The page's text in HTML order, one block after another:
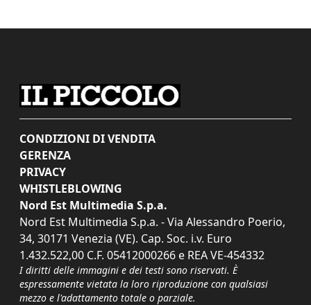
CONDIZIONI DI VENDITA
GERENZA
PRIVACY
WHISTLEBLOWING
Nord Est Multimedia S.p.a.
Nord Est Multimedia S.p.a. - Via Alessandro Poerio,
34, 30171 Venezia (VE). Cap. Soc. i.v. Euro
1.432.522,00 C.F. 05412000266 e REA VE-454332
I diritti delle immagini e dei testi sono riservati. È
espressamente vietata la loro riproduzione con qualsiasi
mezzo e l'adattamento totale o parziale.